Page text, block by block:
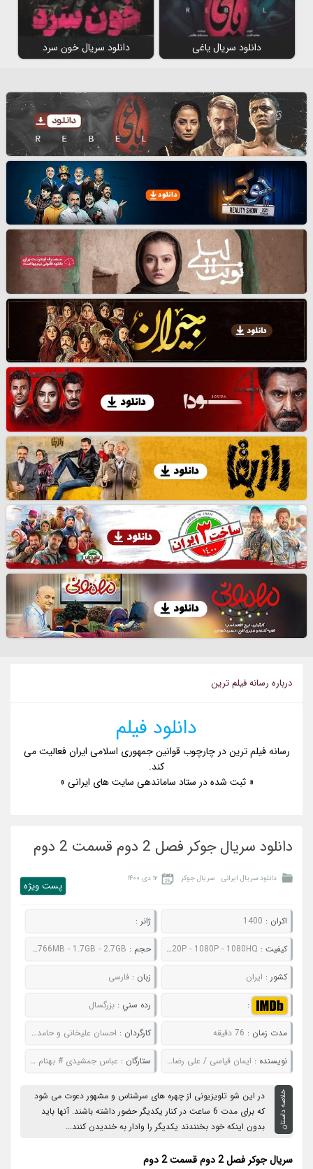
دانلود سریال یاغی دانلود سریال خون سرد
درباره رسانه فيلم ترين
دانلود فیلم
رسانه فیلم ترین در چارچوب قوانین جمهوری اسلامی ایران فعالیت می
کند.
« ثبت شده در ستاد ساماندهی سایت های ایرانی »
دانلود سریال جوکر فصل 2 دوم قسمت 2 دوم
دانلود سریال ایرانی سریال جوکر ۱۲ دی ۱۴۰۰
پست ويژه
اکران : 1400 ژانر :
کيفيت : 480P - 720P - 1080P - 1080HQ حجم : 377MB - 766MB - 1.7GB - 2.7GB
کشور : ایران زبان : فارسی
: رده سني : بزرگسال
مدت زمان : 76 دقیقه کارگردان : احسان علیخانی و حامد میرفتاحی
نويسنده : ایمان قیاسی / علی رضا زاده / عمادالدین کریمیان / مهرداد نعیمی / مریم آقایی / فاطمه خوش خلق ستارگان : عباس جمشیدی # بهنام تشکر # هومن برق نورد # شهرام قائدی # سپند امیرسلیمانی
خلاصه داستان
در این شو تلویزیونی از چهره های سرشناس و مشهور دعوت می شود
که برای مدت 6 ساعت در کنار یکدیگر حضور داشته باشند. آنها باید
بدون اینکه خود بخنندند یکدیگر را وادار به خندیدن کنند...
سریال جوکر فصل 2 دوم قسمت 2 دوم